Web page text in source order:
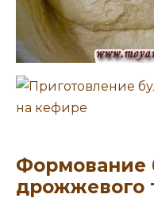
Формование
дрожжевого